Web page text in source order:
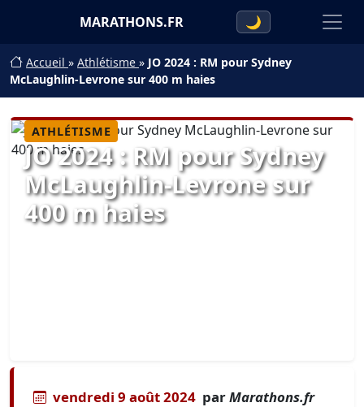
MARATHONS.FR 🌙
Accueil » Athlétisme » JO 2024 : RM pour Sydney
McLaughlin-Levrone sur 400 m haies
ATHLÉTISME
JO 2024 : RM pour Sydney
McLaughlin-Levrone sur
400 m haies
vendredi 9 août 2024 parMarathons.fr